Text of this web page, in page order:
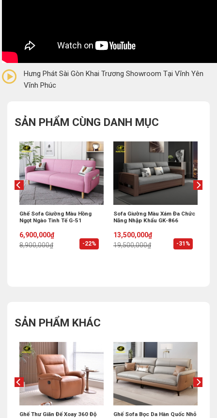
(0 Reviews)
Hưng Phát Sài Gòn Khai Trương Showroom Tại Vĩnh Yên
Vĩnh Phúc
SẢN PHẨM CÙNG DANH MỤC
-22%
Ghế Sofa Giường Màu Hồng
Ngọt Ngào Tinh Tế G-51
8,900,000₫
Original
price
was:
6,900,000₫
Current
price
is:
-31%
Sofa Giường Màu Xám Đa Chức
Năng Nhập Khẩu GK-866
19,500,000₫
Original
price
was:
13,500,000₫
Current
price
is:
SẢN PHẨM KHÁC
Ghế Thư Giãn Đế Xoay 360 Độ
Ghế Sofa Bọc Da Hàn Quốc Nhỏ